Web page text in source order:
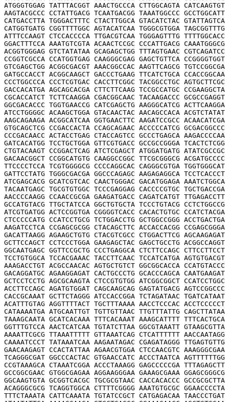
ATGGGTGGAG TATTTACGGT AAACTGCCCA CTTGGCAGTA CATCAAGTGT
AAGTACGCCC CCTATTGACG TCAATGACGG TAAATGGCCC GCCTGGCATT
CATGACCTTA TGGGACTTTC CTACTTGGCA GTACATCTAC GTATTAGTCA
CATGGTGATG CGGTTTTGGC AGTACATCAA TGGGCGTGGA TAGCGGTTTG
ATTTCCAAGT CTCCACCCCA TTGACGTCAA TGGGAGTTTG TTTTGGCACC
GGACTTTCCA AAATGTCGTA ACAACTCCGC CCCATTGACG CAAATGGGCG
ACGGTGGGAG GTCTATATAA GCAGAGCTGG TTTAGTGAAC CGTCAGATCC
CCGGTCGCCA CCATGGTGAG CAAGGGCGAG GAGCTGTTCA CCGGGGTGGT
GTCGAGCTGG ACGGCGACGT AAACGGCCAC AAGTTCAGCG TGTCCGGCGA
GATGCCACCT ACGGCAAGCT GACCCTGAAG TTCATCTGCA CCACCGGCAA
CCCTGGCCCA CCCTCGTGAC CACCTTCGGC TACGGCCTGC AGTGCTTCGC
GACCACATGA AGCAGCACGA CTTCTTCAAG TCCGCCATGC CCGAAGGCTA
CGCACCATCT TCTTCAAGGA CGACGGCAAC TACAAGACCC GCGCCGAGGT
GGCGACACCC TGGTGAACCG CATCGAGCTG AAGGGCATCG ACTTCAAGGA
ATCCTGGGGC ACAAGCTGGA GTACAACTAC AACAGCCACA ACGTCTATAT
AAGCAGAAGA ACGGCATCAA GGTGAACTTC AAGATCCGCC ACAACATCGA
GTGCAGCTCG CCGACCACTA CCAGCAGAAC ACCCCCATCG GCGACGGCCC
CCCGACAACC ACTACCTGAG CTACCAGTCC GCCCTGAGCA AAGACCCCAA
GATCACATGG TCCTGCTGGA GTTCGTGACC GCCGCCGGGA TCACTCTCGG
CTGTACAAGT CCGGACTCAG ATCTCGAGCT ATGGATGATG ATATCGCCGC
GACAACGGCT CCGGCATGTG CAAGGCCGGC TTCGCGGGCG ACGATGCCCC
TTCCCCTCCA TCGTGGGGCG CCCCAGGCAC CAGGGCGTGA TGGTGGGCAT
GATTCCTATG TGGGCGACGA GGCCCAGAGC AAGAGAGGCA TCCTCACCCT
ATCGAGCACG GCATCGTCAC CAACTGGGAC GACATGGAGA AAATCTGGCA
TACAATGAGC TGCGTGTGGC TCCCGAGGAG CACCCCGTGC TGCTGACCGA
AACCCCAAGG CCAACCGCGA GAAGATGACC CAGATCATGT TTGAGACCTT
GCCATGTACG TTGCTATCCA GGCTGTGCTA TCCCTGTACG CCTCTGGCCG
ATCGTGATGG ACTCCGGTGA CGGGGTCACC CACACTGTGC CCATCTACGA
CTCCCCCATG CCATCCTGCG TCTGGACCTG GCTGGCCGGG ACCTGACTGA
AAGATCCTCA CCGAGCGCGG CTACAGCTTC ACCACCACGG CCGAGCGGGA
GACATTAAGG AGAAGCTGTG CTACGTCGCC CTGGACTTCG AGCAAGAGAT
GCTTCCAGCT CCTCCCTGGA GAAGAGCTAC GAGCTGCCTG
GGCAATGAGC GGTTCCGCTG CCCTGAGGCA CTCTTCCAGC CTTCCTTCCT
TCCTGTGGCA TCCACGAAAC TACCTTCAAC TCCATCATGA AGTGTGACGT
AAAGACCTGT ACGCCAACAC AGTGCTGTCT GGCGGCACCA CCATGTACCC
GACAGGATGC AGAAGGAGAT CACTGCCCTG GCACCCAGCA
GCTCCTCCTG AGCGCAAGTA CTCCGTGTGG ATCGGCGGCT CCATCCTGGC
ACCTTCCAGC AGATGTGGAT CAGCAAGCAG GAGTATGACG AGTCCGGCCC
CACCGCAAAT GCTTCTAGGG ATCCACCGGA TCTAGATAAC TGATCATAAT
ACATTTGTAG AGGTTTTACT TGCTTTAAAA AACCTCCCAC ACCTCCCCCT
CATAAAATGA ATGCAATTGT TGTTGTTAAC TTGTTTATTG CAGCTTATAA
TAAAGCAATA GCATCACAAA TTTCACAAAT AAAGCATTTT TTTCACTGCA
GGTTTGTCCA AACTCATCAA TGTATCTTAA GGCGTAAATT
AAAATTCGCG TTAAATTTTT GTTAAATCAG CTCATTTTTT AACCAATAGG
CAAAATCCCT TATAAATCAA AAGAATAGAC CGAGATAGGG TTGAGTGTTG
GAACAAGAGT CCACTATTAA AGAACGTGGA CTCCAACGTC AAAGGGCGAA
TCAGGGCGAT GGCCCACTAC GTGAACCATC ACCCTAATCA AGTTTTTTGG
CCGTAAAGCA CTAAATCGGA ACCCTAAAGG GAGCCCCCGA TTTAGAGCTT
GCCGGCGAAC GTGGCGAGAA AGGAAGGGAA GAAAGCGAAA GGAGCGGGCG
GGCAAGTGTA GCGGTCACGC TGCGCGTAAC CACCACACCC GCCGCGCTTA
ACAGGGCGCG TCAGGTGGCA CTTTTCGGGG AAATGTGCGC
TTTCTAAATA CATTCAAATA TGTATCCGCT CATGAGACAA TAACCCTGAT